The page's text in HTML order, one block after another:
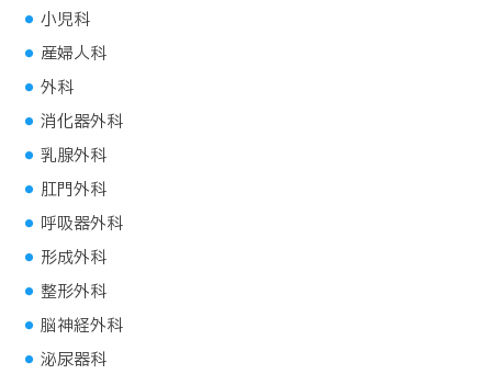
小児科
産婦人科
外科
消化器外科
乳腺外科
肛門外科
呼吸器外科
形成外科
整形外科
脳神経外科
泌尿器科